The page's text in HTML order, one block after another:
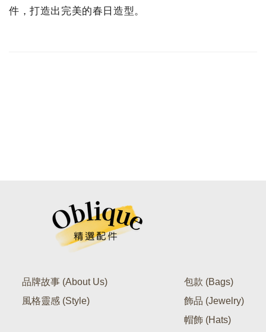
件，打造出完美的春日造型。
品牌故事 (About Us)
風格靈感 (Style)
包款 (Bags)
飾品 (Jewelry)
帽飾 (Hats)